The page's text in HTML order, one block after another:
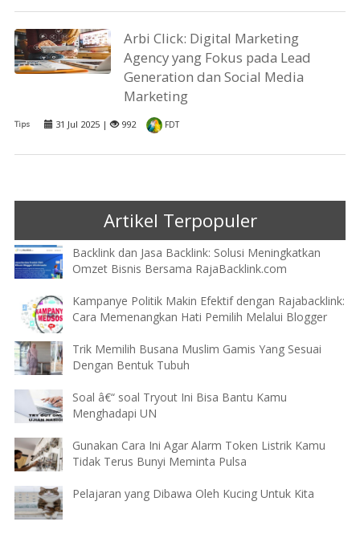
Arbi Click: Digital Marketing
Agency yang Fokus pada Lead
Generation dan Social Media
Marketing
Tips 31 Jul 2025 | 992 FDT
Artikel Terpopuler
Backlink dan Jasa Backlink: Solusi Meningkatkan
Omzet Bisnis Bersama RajaBacklink.com
Kampanye Politik Makin Efektif dengan Rajabacklink:
Cara Memenangkan Hati Pemilih Melalui Blogger
Trik Memilih Busana Muslim Gamis Yang Sesuai
Dengan Bentuk Tubuh
Soal â€“ soal Tryout Ini Bisa Bantu Kamu
Menghadapi UN
Gunakan Cara Ini Agar Alarm Token Listrik Kamu
Tidak Terus Bunyi Meminta Pulsa
Pelajaran yang Dibawa Oleh Kucing Untuk Kita